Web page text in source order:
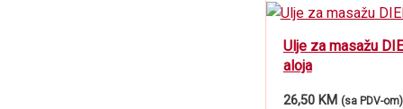
Ulje za masažu
aloja
26,50 KM (sa PDV-om)